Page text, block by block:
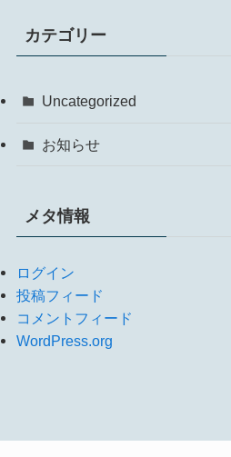
カテゴリー
Uncategorized
お知らせ
メタ情報
ログイン
投稿フィード
コメントフィード
WordPress.org